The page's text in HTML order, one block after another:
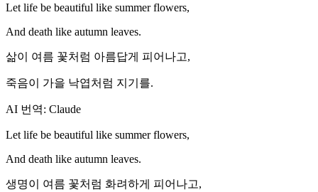
Let life be beautiful like summer flowers,
And death like autumn leaves.
삶이 여름 꽃처럼 아름답게 피어나고,
죽음이 가을 낙엽처럼 지기를.
AI 번역: Claude
Let life be beautiful like summer flowers,
And death like autumn leaves.
생명이 여름 꽃처럼 화려하게 피어나고,